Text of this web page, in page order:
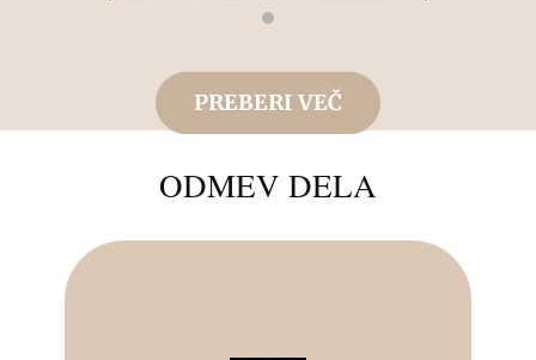
PREBERI VEČ
ODMEV DELA